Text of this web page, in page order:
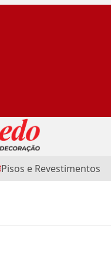
Pisos e Revestimentos